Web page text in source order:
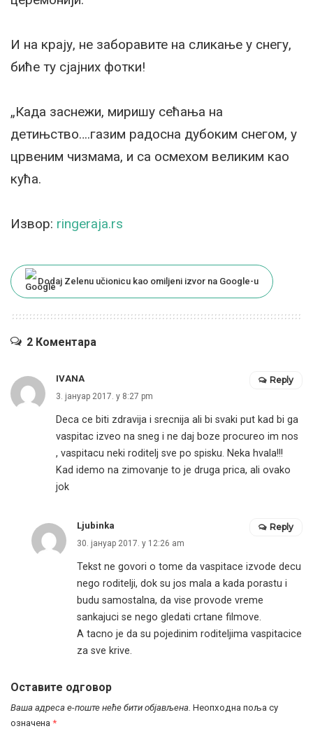
И на крају, не заборавите на сликање у снегу,
биће ту сјајних фотки!
„Када заснежи, миришу сећања на
детињство….газим радосна дубоким снегом, у
црвеним чизмама, и са осмехом великим као
кућа.
Извор: ringeraja.rs
Dodaj Zelenu učionicu kao omiljeni izvor na Google-u
2 Коментара
IVANA
3. јануар 2017. у 8:27 pm
Deca ce biti zdravija i srecnija ali bi svaki put kad bi ga
vaspitac izveo na sneg i ne daj boze procureo im nos
, vaspitacu neki roditelj sve po spisku. Neka hvala!!!
Kad idemo na zimovanje to je druga prica, ali ovako
jok
Reply
Ljubinka
30. јануар 2017. у 12:26 am
Tekst ne govori o tome da vaspitace izvode decu
nego roditelji, dok su jos mala a kada porastu i
budu samostalna, da vise provode vreme
sankajuci se nego gledati crtane filmove.
A tacno je da su pojedinim roditeljima vaspitacice
za sve krive.
Reply
Оставите одговор
Ваша адреса е-поште неће бити објављена. Неопходна поља су
означена *